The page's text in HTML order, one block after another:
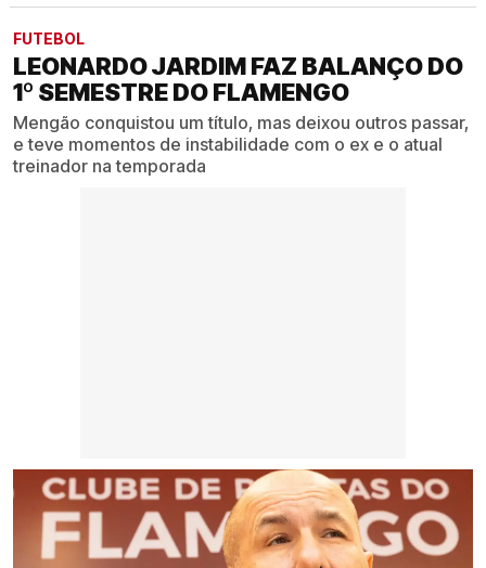
FUTEBOL
LEONARDO JARDIM FAZ BALANÇO DO
1º SEMESTRE DO FLAMENGO
Mengão conquistou um título, mas deixou outros passar,
e teve momentos de instabilidade com o ex e o atual
treinador na temporada